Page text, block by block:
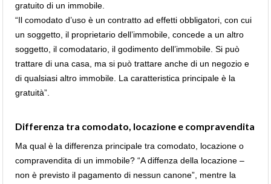
gratuito di un immobile.
“Il comodato d’uso è un contratto ad effetti obbligatori, con cui
un soggetto, il proprietario dell’immobile, concede a un altro
soggetto, il comodatario, il godimento dell’immobile. Si può
trattare di una casa, ma si può trattare anche di un negozio e
di qualsiasi altro immobile. La caratteristica principale è la
gratuità”.
Differenza tra comodato, locazione e compravendita
Ma qual è la differenza principale tra comodato, locazione o
compravendita di un immobile? “A diffenza della locazione –
non è previsto il pagamento di nessun canone”, mentre la